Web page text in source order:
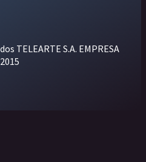
TELEARTE S.A. EMPRESA